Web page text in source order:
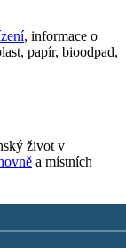
, informace o
papír, bioodpad,
život v
a místních